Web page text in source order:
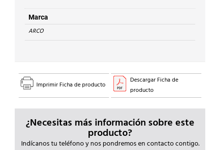
TAJO
2000
cantidad
Marca
ARCO
Imprimir Ficha de producto
Descargar Ficha de
producto
¿Necesitas más información sobre este
producto?
Indícanos tu teléfono y nos pondremos en contacto contigo.